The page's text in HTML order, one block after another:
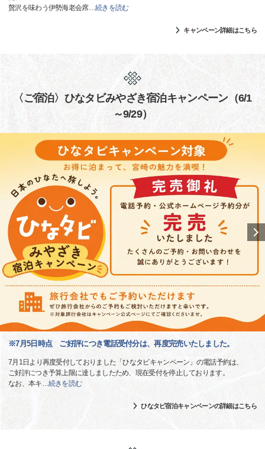
贅沢を味わう伊勢海老会席…続きを読む
キャンペーン詳細はこちら
〈ご宿泊〉ひなタビみやざき宿泊キャンペーン（6/1
～9/29）
※7月5日時点 ご好評につき電話受付分は、再度完売いたしました。
7月1日より再度受付しておりました「ひなタビキャンペーン」の電話予約は、
ご好評につき予算上限に達しましたため、現在受付を停止しております。
なお、本キ…続きを読む
ひなタビ宿泊キャンペーンの詳細はこちら